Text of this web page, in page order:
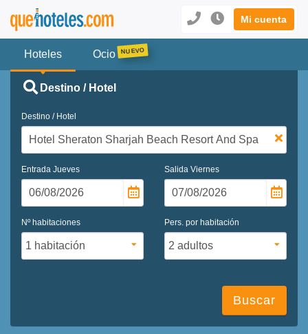
Mi cuenta
Hoteles Ocio
Destino / Hotel
Destino / Hotel
Entrada Jueves Salida Viernes
Nº habitaciones Pers. por habitación
Buscar